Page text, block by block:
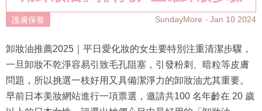
護膚保養 SundayMore Jan 10 2024
卸妝油推薦2025｜平日愛化妝的女生要特別注重清潔步驟，
一旦卸妝不乾淨容易引致毛孔阻塞，引發粉刺、暗粒等皮膚
問題，所以挑選一枝好用又具備潔淨力的卸妝油尤其重要。
早前日本美妝網站進行一項票選，邀請共100 名年齡在 20 歲